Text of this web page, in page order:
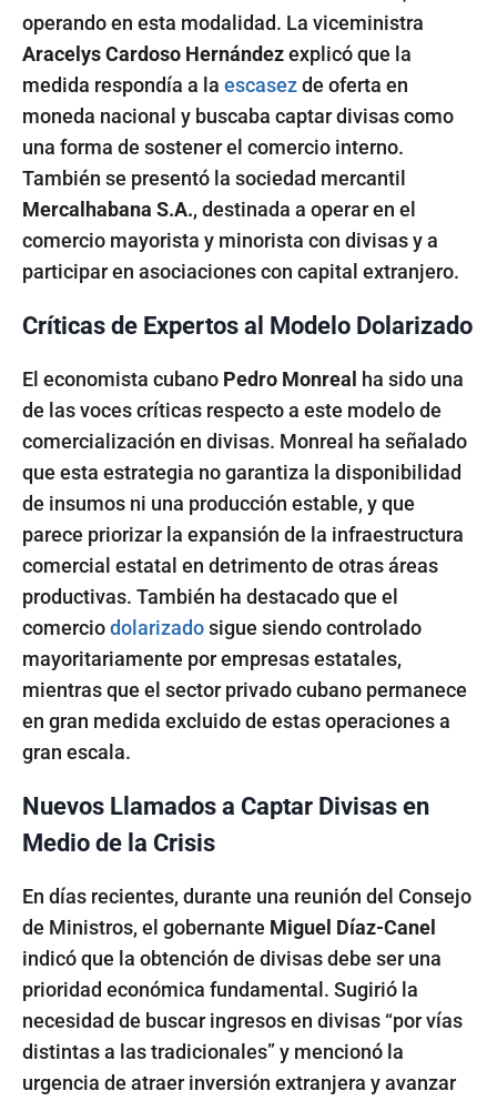
operando en esta modalidad. La viceministra
Aracelys Cardoso Hernándezexplicó que la
medida respondía a la escasezde oferta en
moneda nacional y buscaba captar divisas como
una forma de sostener el comercio interno.
También se presentó la sociedad mercantil
Mercalhabana S.A., destinada a operar en el
comercio mayorista y minorista con divisas y a
participar en asociaciones con capital extranjero.
Críticas de Expertos al Modelo Dolarizado
El economista cubano Pedro Monreal
ha sido una
de las voces críticas respecto a este modelo de
comercialización en divisas. Monreal ha señalado
que esta estrategia no garantiza la disponibilidad
de insumos ni una producción estable, y que
parece priorizar la expansión de la infraestructura
comercial estatal en detrimento de otras áreas
productivas. También ha destacado que el
comerciodolarizadosigue siendo controlado
mayoritariamente por empresas estatales,
mientras que el sector privado cubano permanece
en gran medida excluido de estas operaciones a
gran escala.
Nuevos Llamados a Captar Divisas en
Medio de la Crisis
En días recientes, durante una reunión del Consejo
de Ministros, el gobernante Miguel Díaz-Canel
indicó que la obtención de divisas debe ser una
prioridad económica fundamental. Sugirió la
necesidad de buscar ingresos en divisas “por vías
distintas a las tradicionales” y mencionó la
urgencia de atraer inversión extranjera y avanzar